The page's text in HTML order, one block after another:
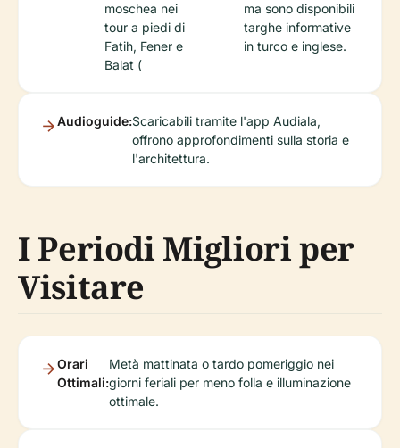
moschea nei
tour a piedi di
Fatih, Fener e
Balat (
ma sono disponibili
targhe informative
in turco e inglese.
Audioguide:Scaricabili tramite l'app Audiala,
offrono approfondimenti sulla storia e
l'architettura.
I Periodi Migliori per
Visitare
Orari
Ottimali:
Metà mattinata o tardo pomeriggio nei
giorni feriali per meno folla e illuminazione
ottimale.